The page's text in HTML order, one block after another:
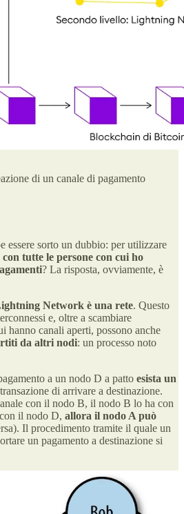
di un canale di pagamento
essere sorto un dubbio: per utilizzare
tutte le persone con cui ho
? La risposta, ovviamente, è
Network è una rete. Questo
e, oltre a scambiare
hanno canali aperti, possono anche
da altri nodi: un processo noto
a un nodo D a patto esista un
di arrivare a destinazione.
con il nodo B, il nodo B lo ha con
il nodo D, allora il nodo A può
Il procedimento tramite il quale un
un pagamento a destinazione si